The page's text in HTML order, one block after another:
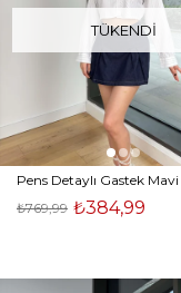
TÜKENDI
₺384,99
₺769,99